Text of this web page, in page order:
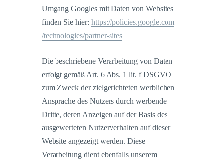
Umgang Googles mit Daten von Websites
finden Sie hier: https://policies.google.com
/technologies/partner-sites
Die beschriebene Verarbeitung von Daten
erfolgt gemäß Art. 6 Abs. 1 lit. f DSGVO
zum Zweck der zielgerichteten werblichen
Ansprache des Nutzers durch werbende
Dritte, deren Anzeigen auf der Basis des
ausgewerteten Nutzerverhalten auf dieser
Website angezeigt werden. Diese
Verarbeitung dient ebenfalls unserem